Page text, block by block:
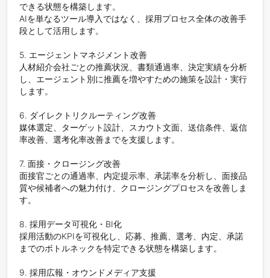
できる状態を構築します。
AIを単なるツール導入ではなく、採用プロセス全体の改善手
段として活用します。
5. エージェントマネジメント改善
人材紹介会社ごとの推薦状況、書類通過率、決定実績を分析
し、エージェント別に推薦を増やすための施策を設計・実行
します。
6. ダイレクトリクルーティング改善
媒体選定、ターゲット設計、スカウト文面、送信条件、返信
率改善、選考化率改善までを支援します。
7. 面接・クロージング改善
面接官ごとの通過率、内定提示率、承諾率を分析し、面接品
質や候補者への魅力付け、クロージングプロセスを改善しま
す。
8. 採用データ可視化・BI化
採用活動のKPIを可視化し、応募、推薦、選考、内定、承諾
までのボトルネックを特定できる状態を構築します。
9. 採用広報・オウンドメディア支援